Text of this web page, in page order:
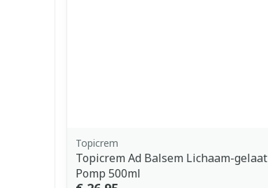
Topicrem
Topicrem Ad Balsem Lichaam-gelaat
Pomp 500ml